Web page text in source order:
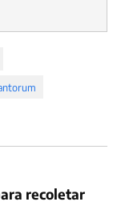
recoletar